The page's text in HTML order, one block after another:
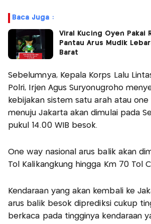
Baca Juga :
Viral Kucing Oyen Pakai
Pantau Arus Mudik
Barat
Sebelumnya, Kepala Korps Lalu
Polri, Irjen Agus Suryonugroho
kebijakan sistem satu arah atau
menuju Jakarta akan dimulai pada
pukul 14.00 WIB besok.
One way nasional arus balik akan
Tol Kalikangkung hingga Km 70 Tol
Kendaraan yang akan kembali ke
arus balik besok diprediksi cukup
berkaca pada tingginya kendaraan